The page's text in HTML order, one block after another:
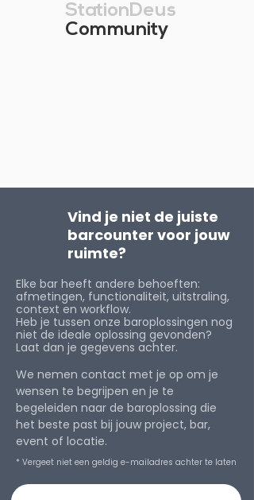
StationDeus
Community
Vind je niet de juiste
barcounter voor jouw
ruimte?
Elke bar heeft andere behoeften:
afmetingen, functionaliteit, uitstraling,
context en workflow.
Heb je tussen onze baroplossingen nog
niet de ideale oplossing gevonden?
Laat dan je gegevens achter.
We nemen contact met je op om je
wensen te begrijpen en je te
begeleiden naar de baroplossing die
het beste past bij jouw project, bar,
event of locatie.
* Vergeet niet een geldig e-mailadres achter te laten